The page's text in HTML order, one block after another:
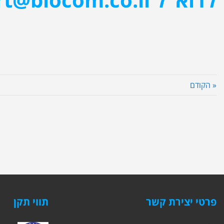
« הקודם
פרטי יצירת קשר תווי תקן